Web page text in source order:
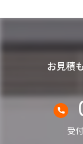
ビ
シ
お見積
受